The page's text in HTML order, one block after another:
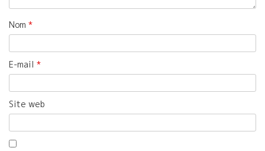
Nom *
E-mail *
Site web